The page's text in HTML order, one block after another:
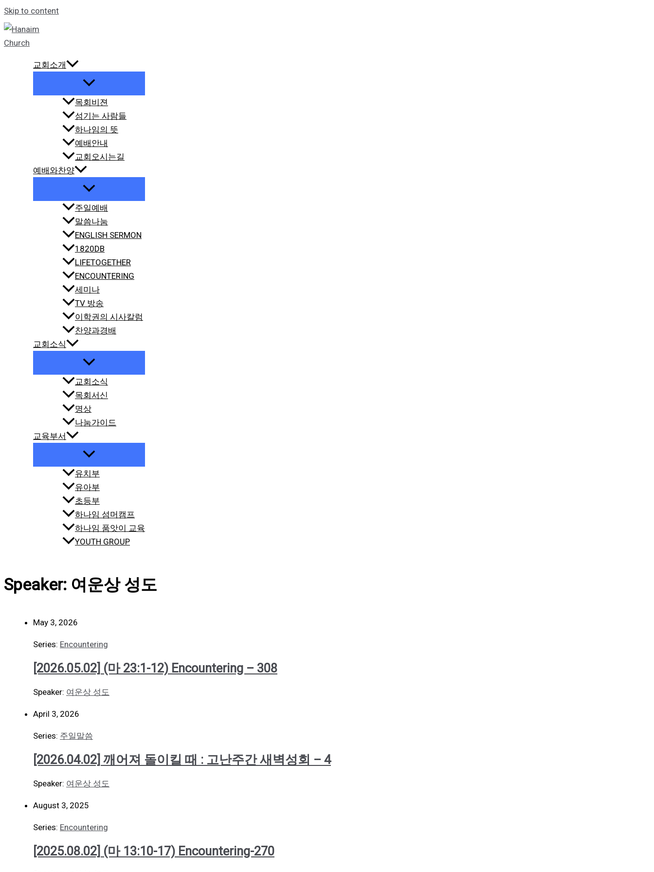
Skip to content
교회소개
목회비젼
섬기는 사람들
하나임의 뜻
예배안내
교회오시는길
예배와찬양
주일예배
말씀나눔
ENGLISH SERMON
1820DB
LIFETOGETHER
ENCOUNTERING
세미나
TV 방송
이학권의 시사칼럼
찬양과경배
교회소식
교회소식
목회서신
명상
나눔가이드
교육부서
유치부
유아부
초등부
하나임 섬머캠프
하나임 품앗이 교육
YOUTH GROUP
Speaker: 여운상 성도
May 3, 2026
Series: Encountering
[2026.05.02] (마 23:1-12) Encountering – 308
Speaker: 여운상 성도
April 3, 2026
Series: 주일말씀
[2026.04.02] 깨어져 돌이킬 때 : 고난주간 새벽성회 – 4
Speaker: 여운상 성도
August 3, 2025
Series: Encountering
[2025.08.02] (마 13:10-17) Encountering-270